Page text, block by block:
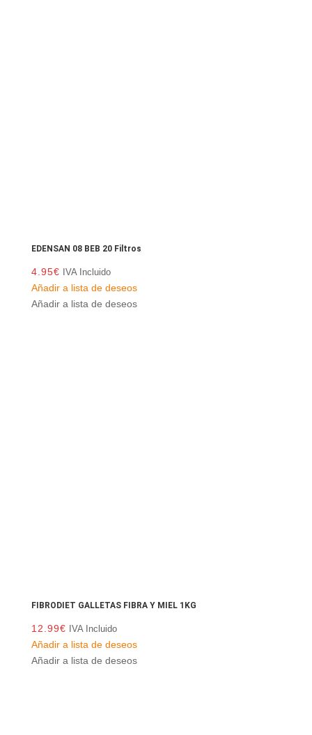
EDENSAN 08 BEB 20 Filtros
4.95€ IVA Incluido
Añadir a lista de deseos
Añadir a lista de deseos
FIBRODIET GALLETAS FIBRA Y MIEL 1KG
12.99€ IVA Incluido
Añadir a lista de deseos
Añadir a lista de deseos